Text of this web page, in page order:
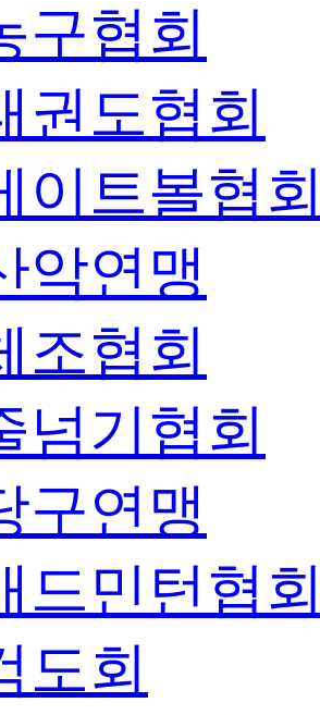
구협회
권도협회
이트볼협
악연맹
조협회
넘기협회
구연맹
드민턴협
도회